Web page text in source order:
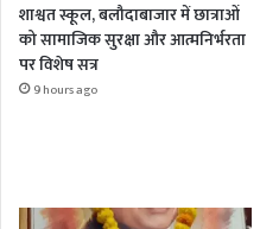
शाश्वत स्कूल, बलौदाबाजार में छात्राओं
को सामाजिक सुरक्षा और आत्मनिर्भरता
पर विशेष सत्र
9 hours ago